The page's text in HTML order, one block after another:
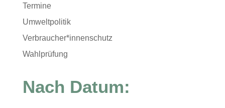
Termine
Umweltpolitik
Verbraucher*innenschutz
Wahlprüfung
Nach Datum: